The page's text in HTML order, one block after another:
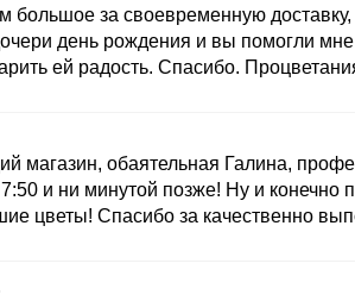
большое за своевременную доставку,
день рождения и вы помогли
ей радость. Спасибо.
магазин, обаятельная Галина,
7:50 и ни минутой позже! Ну и конечно
цветы! Спасибо за качественно